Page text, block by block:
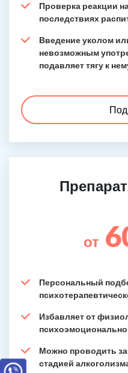
Проверка реакции
последствиях
Введение уколом
невозможным
подавляет тягу к
от
Персональный
Избавляет от
Можно проводить
стадией